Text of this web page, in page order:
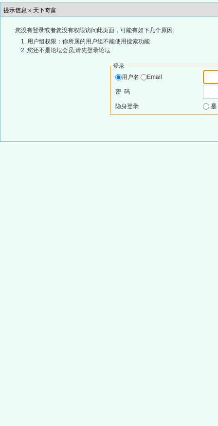
提示信息 » 天下奇富
您没有登录或者您没有权限访问此页面，可能有如下几个原因:
用户组权限：你所属的用户组不能使用搜索功能
您还不是论坛会员,请先登录论坛
登录
用户名
Email
密 码
隐身登录